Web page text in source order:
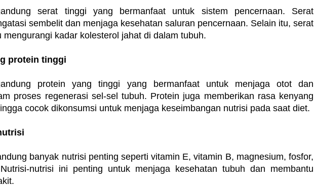
serat tinggi yang bermanfaat untuk sistem pencernaan. Serat
sembelit dan menjaga kesehatan saluran pencernaan. Selain itu, serat
mengurangi kadar kolesterol jahat di dalam tubuh.
protein tinggi
protein yang tinggi yang bermanfaat untuk menjaga otot dan
proses regenerasi sel-sel tubuh. Protein juga memberikan rasa kenyang
cocok dikonsumsi untuk menjaga keseimbangan nutrisi pada saat diet.
banyak nutrisi penting seperti vitamin E, vitamin B, magnesium, fosfor,
nutrisi ini penting untuk menjaga kesehatan tubuh dan membantu